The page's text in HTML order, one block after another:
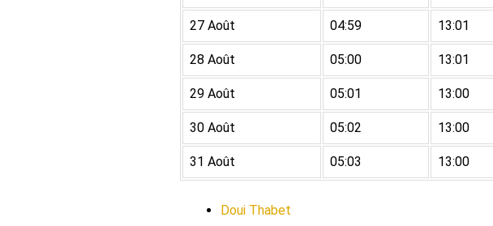
27 Août 04:59 13:01
28 Août 05:00 13:01
29 Août 05:01 13:00
30 Août 05:02 13:00
31 Août 05:03 13:00
Doui Thabet